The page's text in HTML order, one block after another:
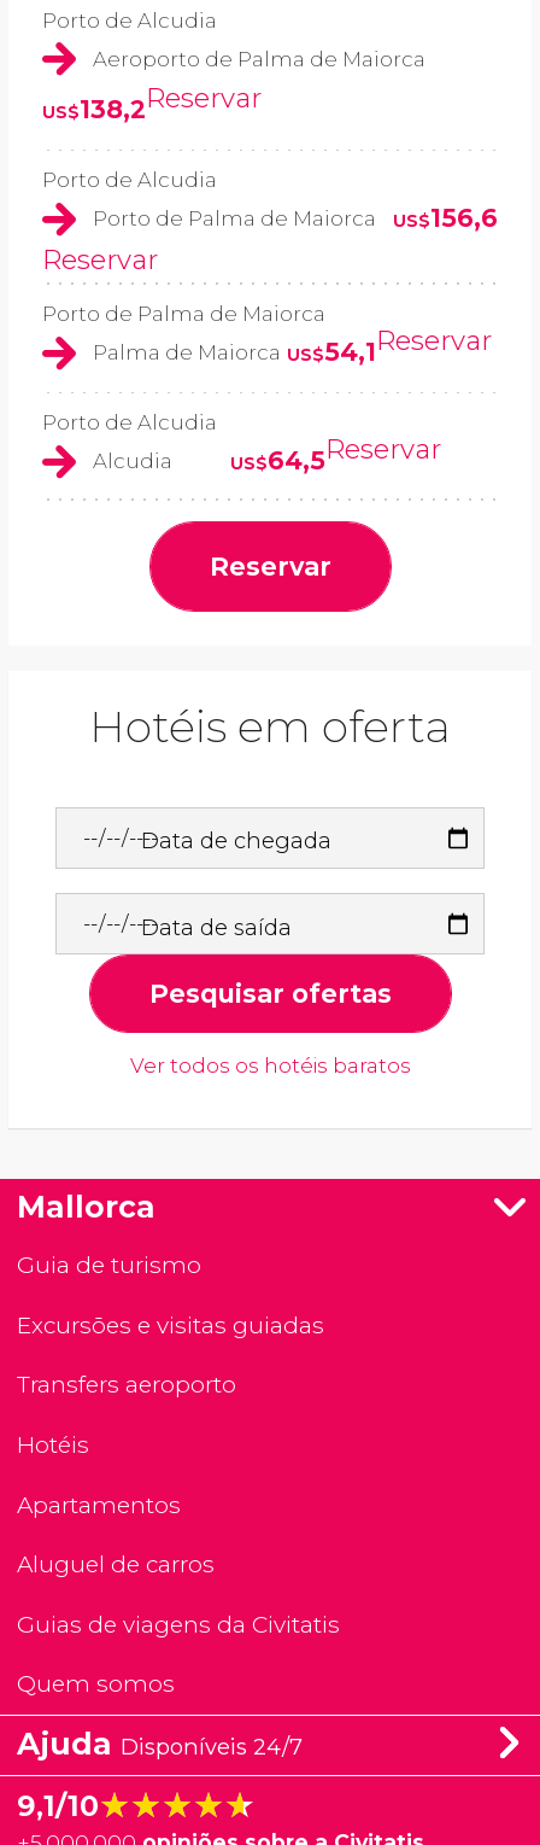
Porto de Alcudia
Aeroporto de Palma de Maiorca
US$138,2Reservar
Porto de Alcudia
Porto de Palma de Maiorca
US$156,6
Reservar
Porto de Palma de Maiorca
Palma de Maiorca US$54,1Reservar
Porto de Alcudia
Alcudia
US$64,5Reservar
Reservar
Hotéis em oferta
Data de chegada
Data de saída
Pesquisar ofertas
Ver todos os hotéis baratos
Mallorca
Guia de turismo
Excursões e visitas guiadas
Transfers aeroporto
Hotéis
Apartamentos
Aluguel de carros
Guias de viagens da Civitatis
Quem somos
Ajuda Disponíveis 24/7
9,1/10★★★★★
★★★★★